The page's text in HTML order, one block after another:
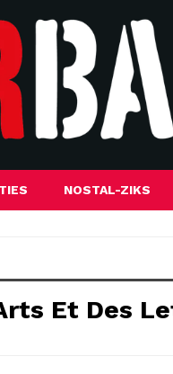
NOSTAL-ZIKS
Et Des